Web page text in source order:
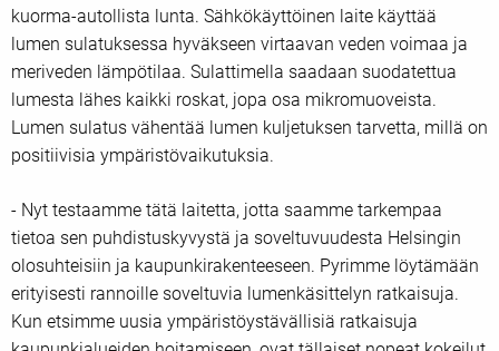
kuorma-autollista lunta. Sähkökäyttöinen laite käyttää
lumen sulatuksessa hyväkseen virtaavan veden voimaa ja
meriveden lämpötilaa. Sulattimella saadaan suodatettua
lumesta lähes kaikki roskat, jopa osa mikromuoveista.
Lumen sulatus vähentää lumen kuljetuksen tarvetta, millä on
positiivisia ympäristövaikutuksia.
- Nyt testaamme tätä laitetta, jotta saamme tarkempaa
tietoa sen puhdistuskyvystä ja soveltuvuudesta Helsingin
olosuhteisiin ja kaupunkirakenteeseen. Pyrimme löytämään
erityisesti rannoille soveltuvia lumenkäsittelyn ratkaisuja.
Kun etsimme uusia ympäristöystävällisiä ratkaisuja